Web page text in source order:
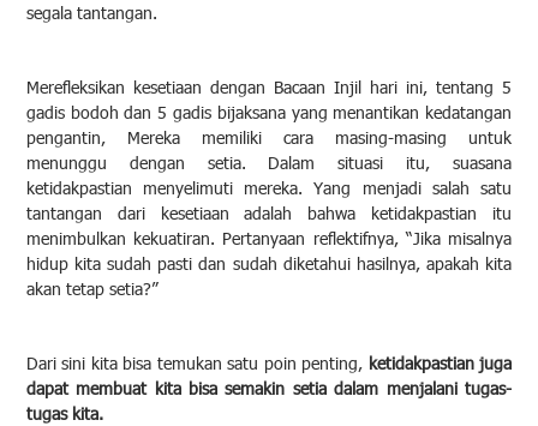
segala tantangan.
Merefleksikan kesetiaan dengan Bacaan Injil hari ini, tentang 5
gadis bodoh dan 5 gadis bijaksana yang menantikan kedatangan
pengantin, Mereka memiliki cara masing-masing untuk
menunggu dengan setia. Dalam situasi itu, suasana
ketidakpastian menyelimuti mereka. Yang menjadi salah satu
tantangan dari kesetiaan adalah bahwa ketidakpastian itu
menimbulkan kekuatiran. Pertanyaan reflektifnya, “Jika misalnya
hidup kita sudah pasti dan sudah diketahui hasilnya, apakah kita
akan tetap setia?”
Dari sini kita bisa temukan satu poin penting, ketidakpastian juga
dapat membuat kita bisa semakin setia dalam menjalani tugas-
tugas kita.